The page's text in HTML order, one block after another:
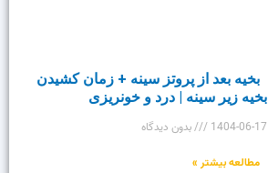
بخیه بعد از پروتز سینه + زمان کشیدن
بخیه زیر سینه | درد و خونریزی
1404-06-17
بدون دیدگاه
مطالعه بیشتر »